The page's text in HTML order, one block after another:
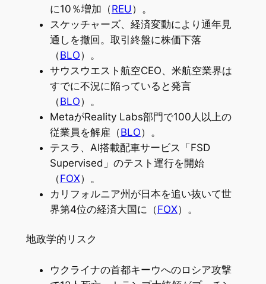
に10％増加（REU）。
スケッチャーズ、経済変動により通年見
通しを撤回。取引終盤に株価下落
（BLO）。
サウスウエスト航空CEO、米航空業界は
すでに不況に陥っていると発言
（BLO）。
MetaがReality Labs部門で100人以上の
従業員を解雇（BLO）。
テスラ、AI搭載配車サービス「FSD
Supervised」のテスト運行を開始
（FOX）。
カリフォルニア州が日本を追い抜いて世
界第4位の経済大国に（FOX）。
地政学的リスク
ウクライナの首都キーウへのロシア攻撃